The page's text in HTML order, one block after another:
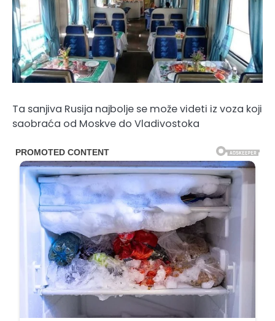
Ta sanjiva Rusija najbolje se može videti iz voza koji
saobraća od Moskve do Vladivostoka